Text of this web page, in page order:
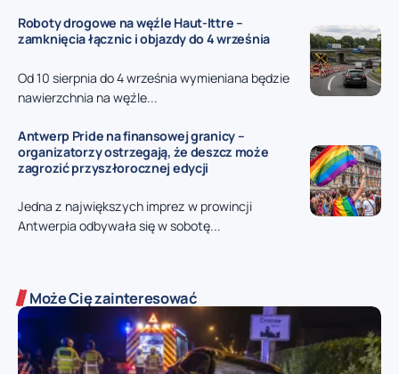
Roboty drogowe na węźle Haut-Ittre –
zamknięcia łącznic i objazdy do 4 września
Od 10 sierpnia do 4 września wymieniana będzie
nawierzchnia na węźle...
Antwerp Pride na finansowej granicy –
organizatorzy ostrzegają, że deszcz może
zagrozić przyszłorocznej edycji
Jedna z największych imprez w prowincji
Antwerpia odbywała się w sobotę...
Może Cię zainteresować